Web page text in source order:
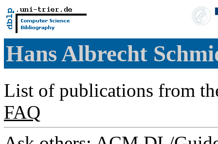
Hans Albrecht
List of publications from
FAQ